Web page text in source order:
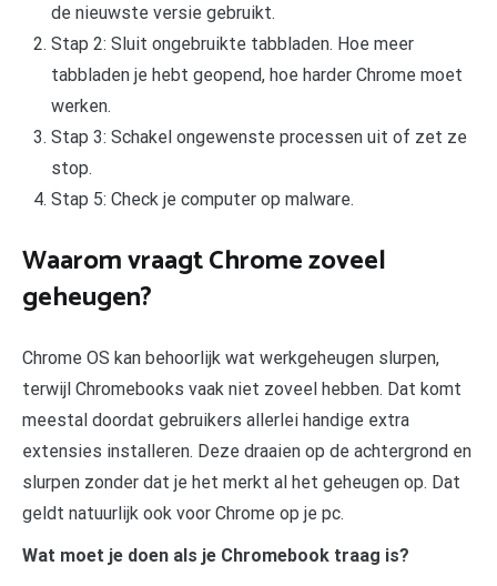
de nieuwste versie gebruikt.
Stap 2: Sluit ongebruikte tabbladen. Hoe meer
tabbladen je hebt geopend, hoe harder Chrome moet
werken.
Stap 3: Schakel ongewenste processen uit of zet ze
stop.
Stap 5: Check je computer op malware.
Waarom vraagt Chrome zoveel
geheugen?
Chrome OS kan behoorlijk wat werkgeheugen slurpen,
terwijl Chromebooks vaak niet zoveel hebben. Dat komt
meestal doordat gebruikers allerlei handige extra
extensies installeren. Deze draaien op de achtergrond en
slurpen zonder dat je het merkt al het geheugen op. Dat
geldt natuurlijk ook voor Chrome op je pc.
Wat moet je doen als je Chromebook traag is?